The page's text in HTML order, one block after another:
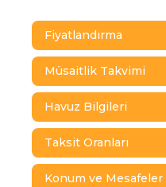
Fiyatlandırma
Müsaitlik Takvimi
Havuz Bilgileri
Taksit Oranları
Konum ve Mesafeler